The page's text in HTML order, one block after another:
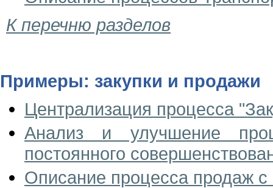
К перечню разделов
Примеры: закупки и продажи
Централизация процесса
Анализ и улучшение
постоянного
Описание процесса продаж